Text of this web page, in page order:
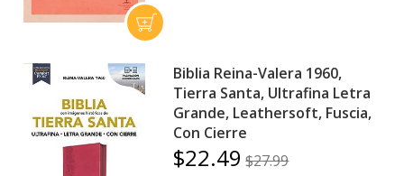
Biblia Reina-Valera 1960,
Tierra Santa, Ultrafina Letra
Grande, Leathersoft, Fuscia,
Con Cierre
$22.49 $27.99